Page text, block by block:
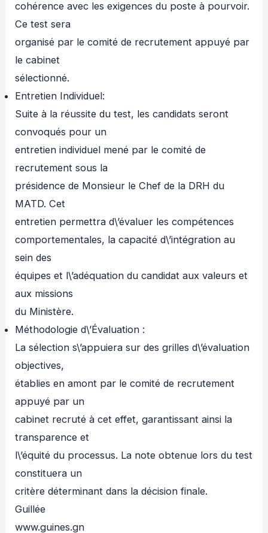
cohérence avec les exigences du poste à pourvoir.
Ce test sera
organisé par le comité de recrutement appuyé par
le cabinet
sélectionné.
Entretien Individuel:
Suite à la réussite du test, les candidats seront
convoqués pour un
entretien individuel mené par le comité de
recrutement sous la
présidence de Monsieur le Chef de la DRH du
MATD. Cet
entretien permettra d\’évaluer les compétences
comportementales, la capacité d\’intégration au
sein des
équipes et l\’adéquation du candidat aux valeurs et
aux missions
du Ministère.
Méthodologie d\’Évaluation :
La sélection s\’appuiera sur des grilles d\’évaluation
objectives,
établies en amont par le comité de recrutement
appuyé par un
cabinet recruté à cet effet, garantissant ainsi la
transparence et
l\’équité du processus. La note obtenue lors du test
constituera un
critère déterminant dans la décision finale.
Guillée
www.guines.gn